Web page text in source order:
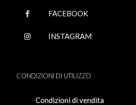
FACEBOOK
INSTAGRAM
CONDIZIONI DI UTILIZZO
Condizioni di vendita